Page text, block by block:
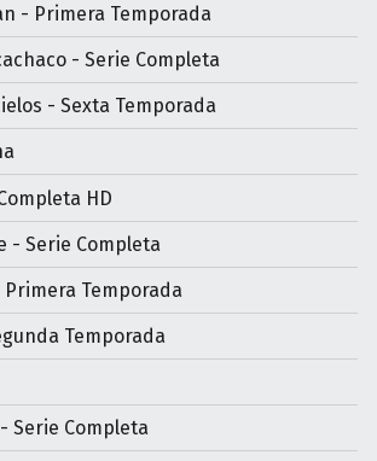
- Primera Temporada
- Serie Completa
- Sexta Temporada
HD
- Serie Completa
Temporada
Temporada
Serie Completa